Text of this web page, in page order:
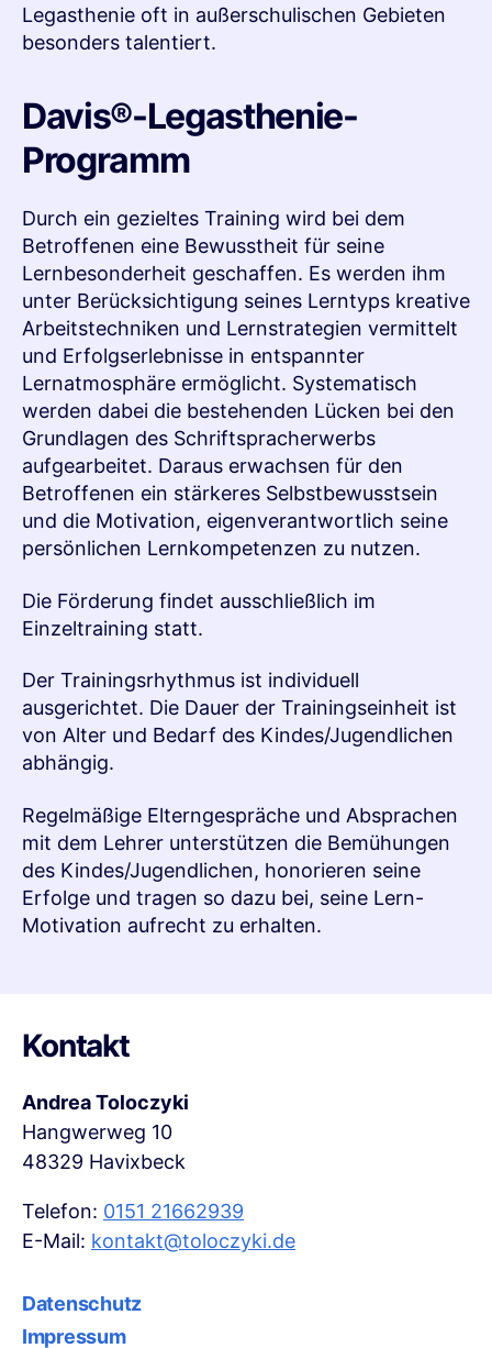
Legasthenie oft in außerschulischen Gebieten
besonders talentiert.
Davis®-Legasthenie-
Programm
Durch ein gezieltes Training wird bei dem
Betroffenen eine Bewusstheit für seine
Lernbesonderheit geschaffen. Es werden ihm
unter Berücksichtigung seines Lerntyps kreative
Arbeitstechniken und Lernstrategien vermittelt
und Erfolgserlebnisse in entspannter
Lernatmosphäre ermöglicht. Systematisch
werden dabei die bestehenden Lücken bei den
Grundlagen des Schriftspracherwerbs
aufgearbeitet. Daraus erwachsen für den
Betroffenen ein stärkeres Selbstbewusstsein
und die Motivation, eigenverantwortlich seine
persönlichen Lernkompetenzen zu nutzen.
Die Förderung findet ausschließlich im
Einzeltraining statt.
Der Trainingsrhythmus ist individuell
ausgerichtet. Die Dauer der Trainingseinheit ist
von Alter und Bedarf des Kindes/Jugendlichen
abhängig.
Regelmäßige Elterngespräche und Absprachen
mit dem Lehrer unterstützen die Bemühungen
des Kindes/Jugendlichen, honorieren seine
Erfolge und tragen so dazu bei, seine Lern-
Motivation aufrecht zu erhalten.
Kontakt
Andrea Toloczyki
Hangwerweg 10
48329 Havixbeck
Telefon: 0151 21662939
E-Mail: kontakt@toloczyki.de
Datenschutz
Impressum